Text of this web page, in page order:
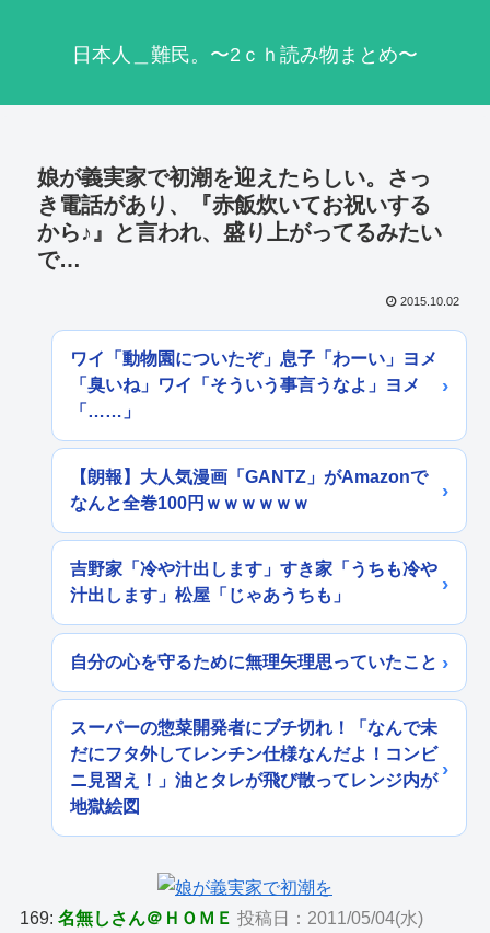
日本人＿難民。〜2ｃｈ読み物まとめ〜
娘が義実家で初潮を迎えたらしい。さっ
き電話があり、『赤飯炊いてお祝いする
から♪』と言われ、盛り上がってるみたい
で…
2015.10.02
ワイ「動物園についたぞ」息子「わーい」ヨメ
「臭いね」ワイ「そういう事言うなよ」ヨメ
「……」
【朗報】大人気漫画「GANTZ」がAmazonで
なんと全巻100円ｗｗｗｗｗｗ
吉野家「冷や汁出します」すき家「うちも冷や
汁出します」松屋「じゃあうちも」
自分の心を守るために無理矢理思っていたこと
スーパーの惣菜開発者にブチ切れ！「なんで未
だにフタ外してレンチン仕様なんだよ！コンビ
ニ見習え！」油とタレが飛び散ってレンジ内が
地獄絵図
169:名無しさん＠ＨＯＭＥ 投稿日：2011/05/04(水)